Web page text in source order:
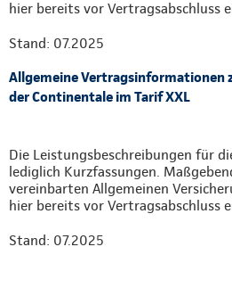
hier bereits vor Vertragsabschluss
Stand: 07.2025
Allgemeine Vertragsinformationen
der Continentale im Tarif XXL
Die Leistungsbeschreibungen für
lediglich Kurzfassungen.
vereinbarten Allgemeinen
hier bereits vor Vertragsabschluss
Stand: 07.2025